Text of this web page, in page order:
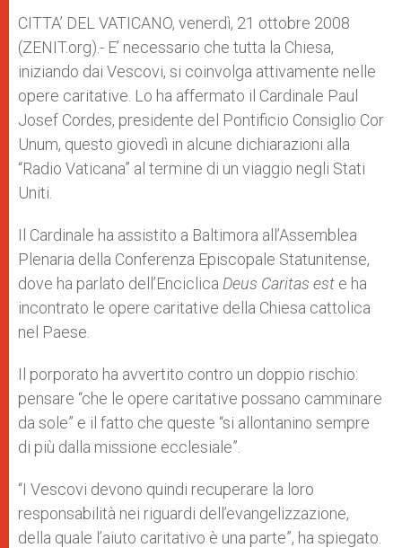
p
p
g
e
r
o
k
r
CITTA’ DEL VATICANO, venerdì, 21 ottobre 2008
(ZENIT.org).- E’ necessario che tutta la Chiesa,
iniziando dai Vescovi, si coinvolga attivamente nelle
opere caritative. Lo ha affermato il Cardinale Paul
Josef Cordes, presidente del Pontificio Consiglio Cor
Unum, questo giovedì in alcune dichiarazioni alla
“Radio Vaticana” al termine di un viaggio negli Stati
Uniti.
Il Cardinale ha assistito a Baltimora all’Assemblea
Plenaria della Conferenza Episcopale Statunitense,
dove ha parlato dell’Enciclica Deus Caritas est e ha
incontrato le opere caritative della Chiesa cattolica
nel Paese.
Il porporato ha avvertito contro un doppio rischio:
pensare “che le opere caritative possano camminare
da sole” e il fatto che queste “si allontanino sempre
di più dalla missione ecclesiale”.
“I Vescovi devono quindi recuperare la loro
responsabilità nei riguardi dell’evangelizzazione,
della quale l’aiuto caritativo è una parte”, ha spiegato.